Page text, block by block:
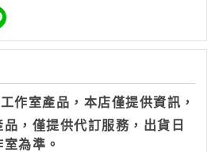
作室產品，本店僅提供資訊，
，僅提供代訂服務，出貨日
為準。